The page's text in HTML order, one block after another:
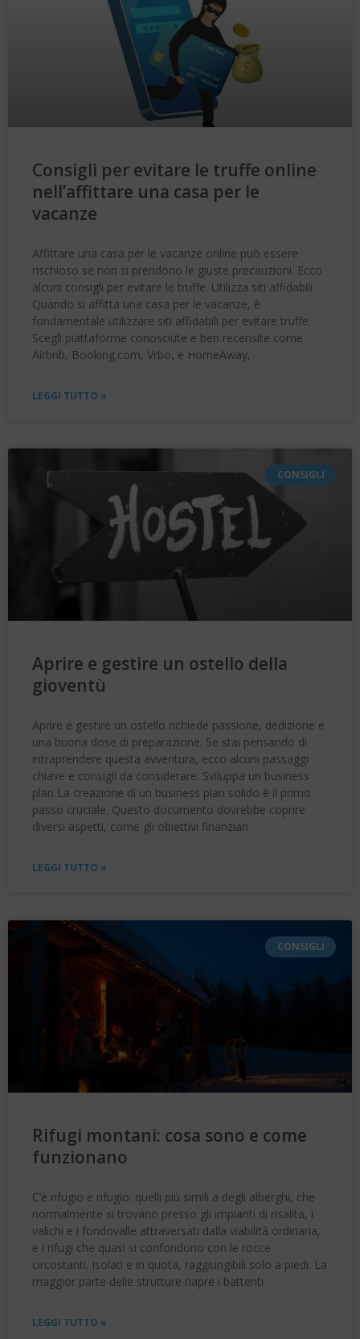
Consigli per evitare le truffe online
nell’affittare una casa per le
vacanze
Affittare una casa per le vacanze online può essere
rischioso se non si prendono le giuste precauzioni. Ecco
alcuni consigli per evitare le truffe. Utilizza siti affidabili
Quando si affitta una casa per le vacanze, è
fondamentale utilizzare siti affidabili per evitare truffe.
Scegli piattaforme conosciute e ben recensite come
Airbnb, Booking.com, Vrbo, e HomeAway,
LEGGI TUTTO »
CONSIGLI
Aprire e gestire un ostello della
gioventù
Aprire e gestire un ostello richiede passione, dedizione e
una buona dose di preparazione. Se stai pensando di
intraprendere questa avventura, ecco alcuni passaggi
chiave e consigli da considerare. Sviluppa un business
plan La creazione di un business plan solido è il primo
passo cruciale. Questo documento dovrebbe coprire
diversi aspetti, come gli obiettivi finanziari
LEGGI TUTTO »
CONSIGLI
Rifugi montani: cosa sono e come
funzionano
C’è rifugio e rifugio: quelli più simili a degli alberghi, che
normalmente si trovano presso gli impianti di risalita, i
valichi e i fondovalle attraversati dalla viabilità ordinaria,
e i rifugi che quasi si confondono con le rocce
circostanti, isolati e in quota, raggiungibili solo a piedi. La
maggior parte delle strutture riapre i battenti
LEGGI TUTTO »